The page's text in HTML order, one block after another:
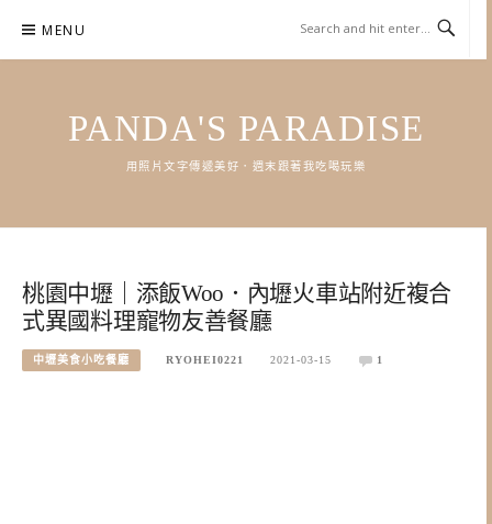
content
MENU
PANDA'S PARADISE
用照片文字傳遞美好．週末跟著我吃喝玩樂
桃園中壢｜添飯Woo．內壢火車站附近複合
式異國料理寵物友善餐廳
中壢美食小吃餐廳 RYOHEI0221 2021-03-15 1